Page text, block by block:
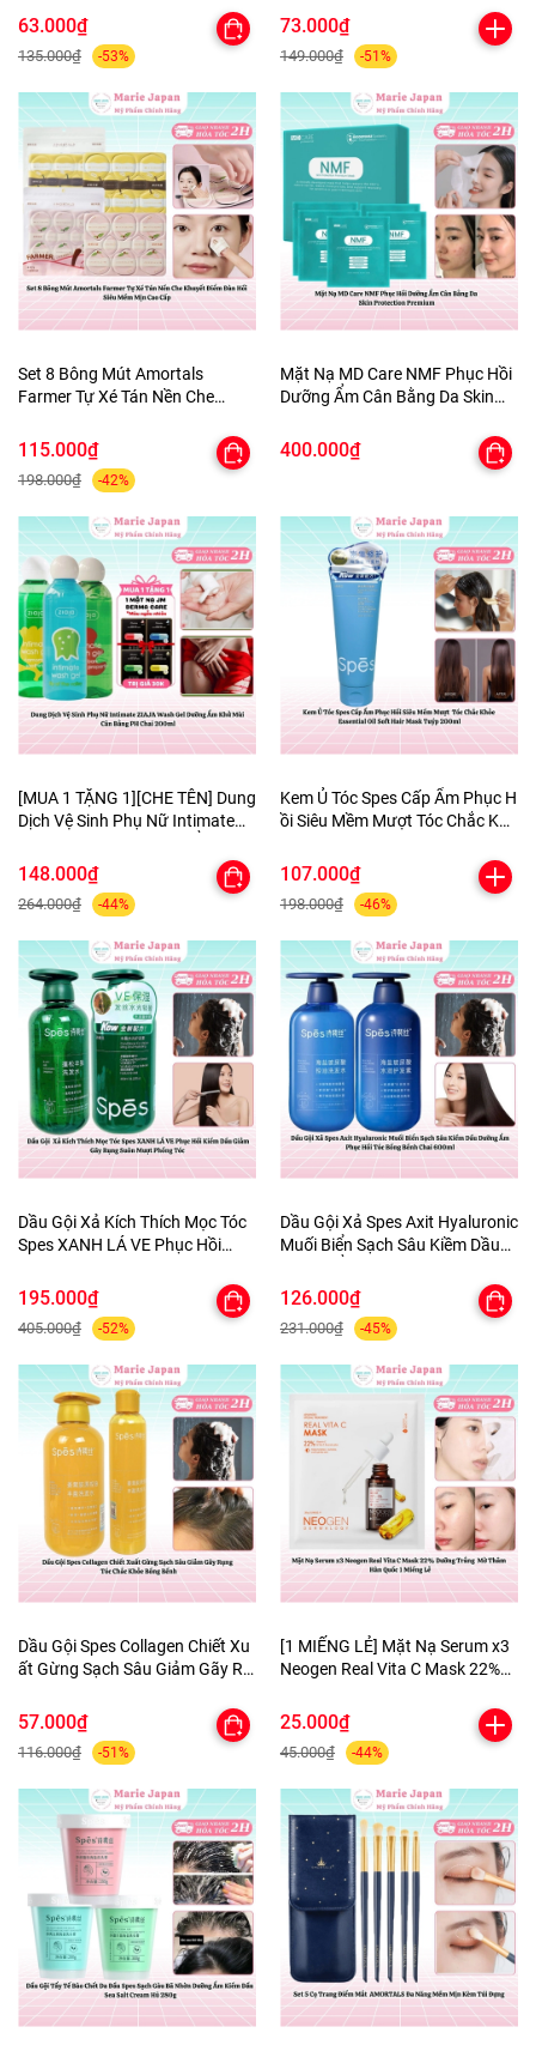
63.000₫
135.000₫ -53%
10ml
73.000₫
149.000₫ -51%
Set 8 Bông Mút Amortals
Farmer Tự Xé Tán Nền Che
Mịn Cao Cấp
115.000₫
198.000₫ -42%
Mặt Nạ MD Care NMF Phục Hồi
Dưỡng Ẩm Cân Bằng Da Skin
400.000₫
[MUA 1 TẶNG 1][CHE TÊN] Dung
Dịch Vệ Sinh Phụ Nữ Intimate
KhửMùi CânBằng PH Chai
200ml-TẶNG 1MASK
148.000₫
264.000₫ -44%
Kem Ủ Tóc Spes Cấp Ẩm Phục H
ồi Siêu Mềm Mượt Tóc Chắc Khỏ
ýp 200ml
107.000₫
198.000₫ -46%
Dầu Gội Xả Kích Thích Mọc Tóc
Spes XANH LÁ VE Phục Hồi
Mượt Phồng Tóc
195.000₫
405.000₫ -52%
Dầu Gội Xả Spes Axit Hyaluronic
Muối Biển Sạch Sâu Kiềm Dầu
Bềnh Chai 600ml
126.000₫
231.000₫ -45%
Dầu Gội Spes Collagen Chiết Xu
ất Gừng Sạch Sâu Giảm Gãy Rụ
57.000₫
116.000₫ -51%
[1 MIẾNG LẺ] Mặt Nạ Serum x3
Neogen Real Vita C Mask 22%
Quốc
25.000₫
45.000₫ -44%